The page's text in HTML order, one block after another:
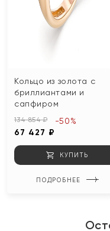
Кольцо из золота с
бриллиантами и
сапфиром
134 854 ₽
67 427 ₽
-50%
КУПИТЬ
ПОДРОБНЕЕ